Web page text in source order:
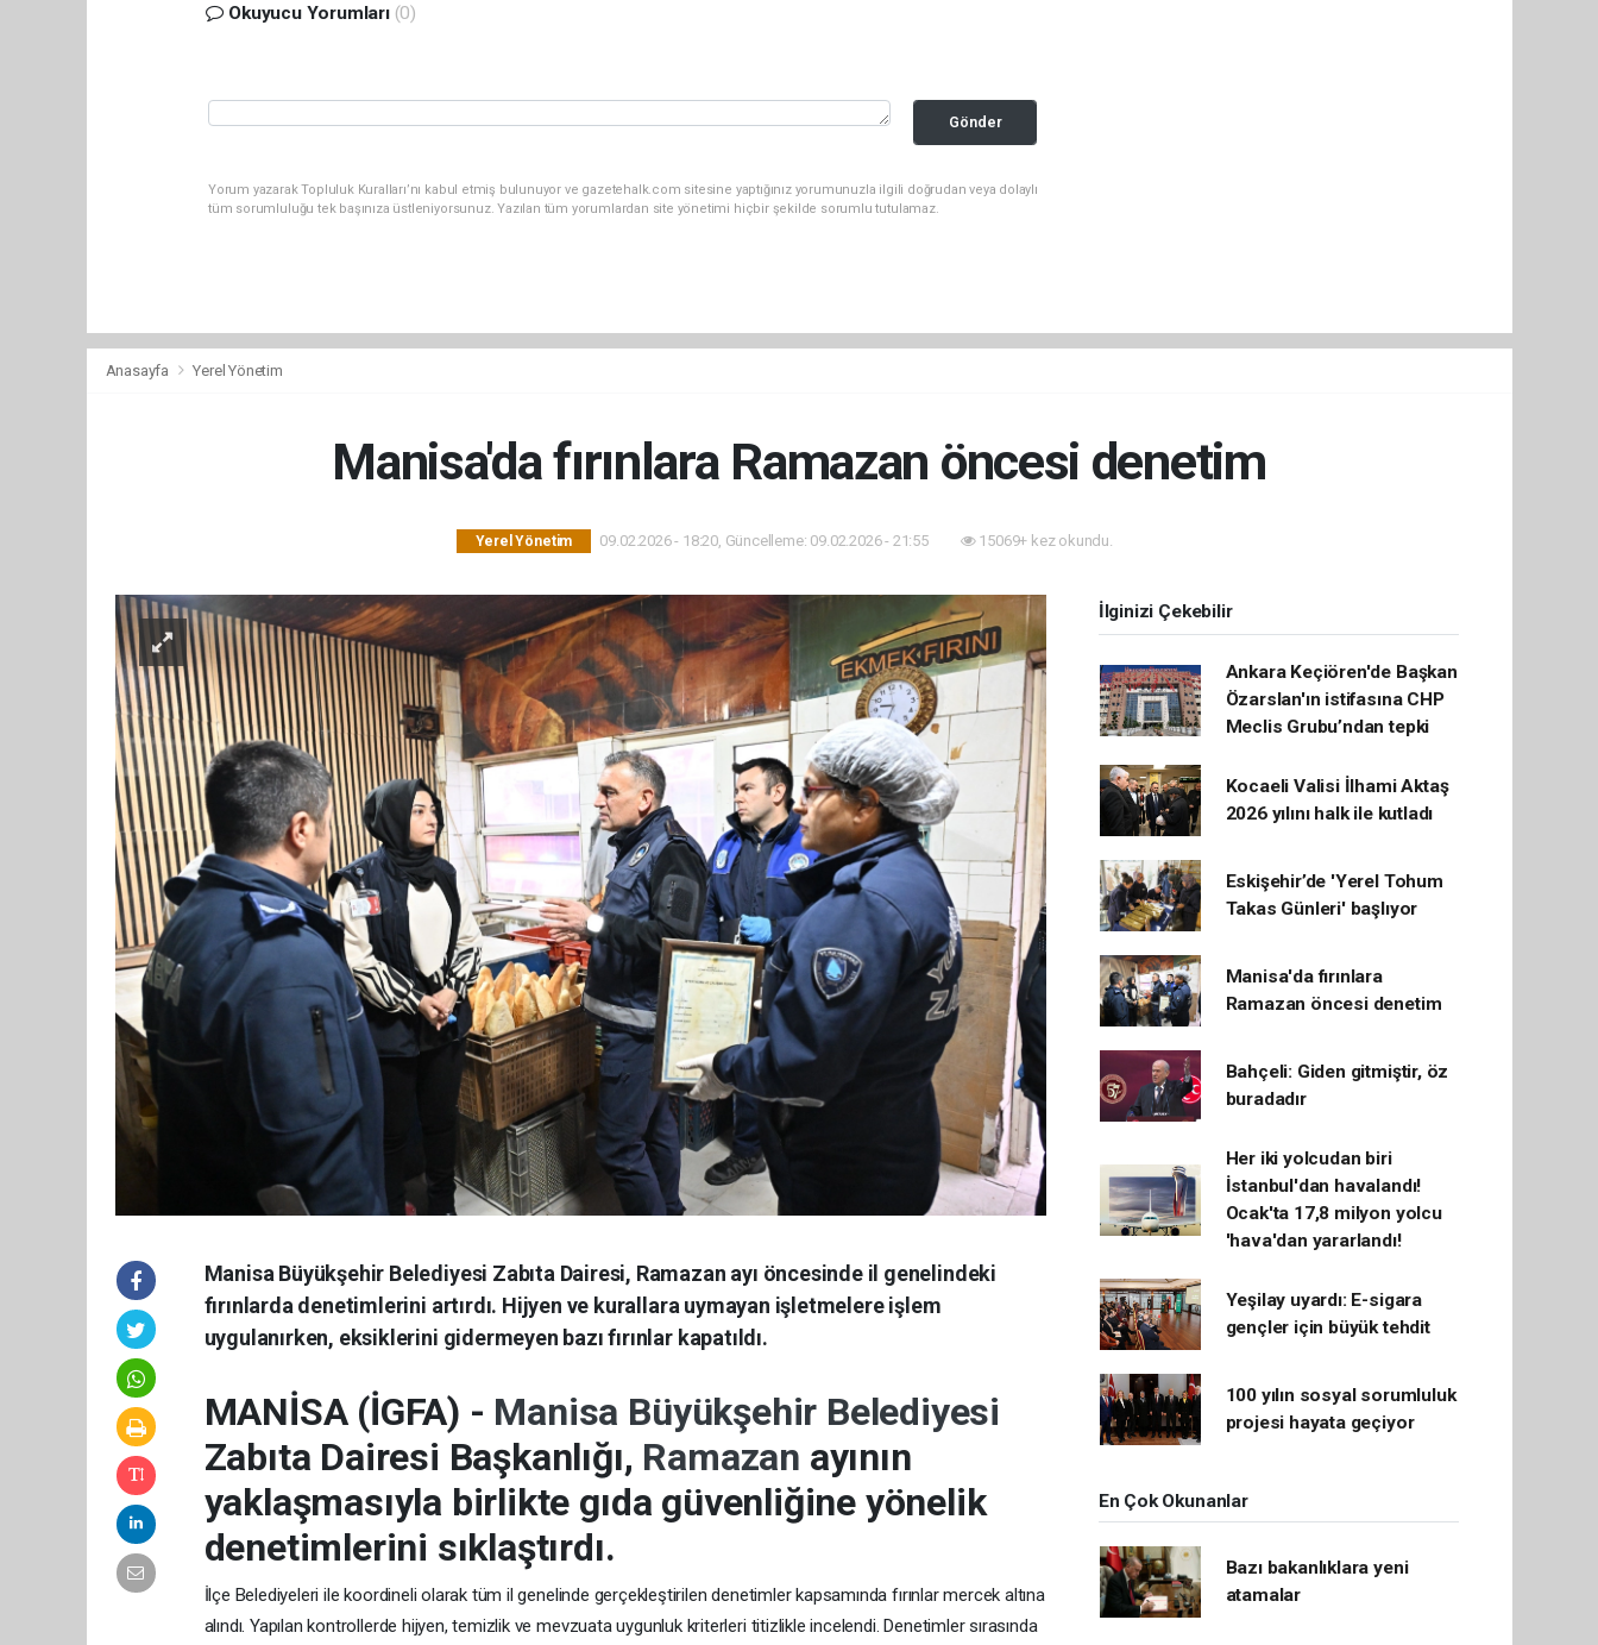
Okuyucu Yorumları (0)
Gönder
Yorum yazarak Topluluk Kuralları’nı kabul etmiş bulunuyor ve gazetehalk.com sitesine yaptığınız yorumunuzla ilgili doğrudan veya dolaylı
tüm sorumluluğu tek başınıza üstleniyorsunuz. Yazılan tüm yorumlardan site yönetimi hiçbir şekilde sorumlu tutulamaz.
Anasayfa Yerel Yönetim
Manisa'da fırınlara Ramazan öncesi denetim
Yerel Yönetim 09.02.2026 - 18:20, Güncelleme: 09.02.2026 - 21:55 15069+ kez okundu.
Manisa Büyükşehir Belediyesi Zabıta Dairesi, Ramazan ayı öncesinde il genelindeki
fırınlarda denetimlerini artırdı. Hijyen ve kurallara uymayan işletmelere işlem
uygulanırken, eksiklerini gidermeyen bazı fırınlar kapatıldı.
MANİSA (İGFA) - Manisa Büyükşehir Belediyesi
Zabıta Dairesi Başkanlığı, Ramazan ayının
yaklaşmasıyla birlikte gıda güvenliğine yönelik
denetimlerini sıklaştırdı.
İlçe Belediyeleri ile koordineli olarak tüm il genelinde gerçekleştirilen denetimler kapsamında fırınlar mercek altına
alındı. Yapılan kontrollerde hijyen, temizlik ve mevzuata uygunluk kriterleri titizlikle incelendi. Denetimler sırasında
İlginizi Çekebilir
Ankara Keçiören'de Başkan
Özarslan'ın istifasına CHP
Meclis Grubu’ndan tepki
Kocaeli Valisi İlhami Aktaş
2026 yılını halk ile kutladı
Eskişehir’de 'Yerel Tohum
Takas Günleri' başlıyor
Manisa'da fırınlara
Ramazan öncesi denetim
Bahçeli: Giden gitmiştir, öz
buradadır
Her iki yolcudan biri
İstanbul'dan havalandı!
Ocak'ta 17,8 milyon yolcu
'hava'dan yararlandı!
Yeşilay uyardı: E-sigara
gençler için büyük tehdit
100 yılın sosyal sorumluluk
projesi hayata geçiyor
En Çok Okunanlar
Bazı bakanlıklara yeni
atamalar